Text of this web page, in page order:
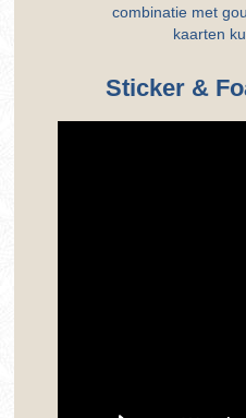
combinatie met
kaarten
Sticker &